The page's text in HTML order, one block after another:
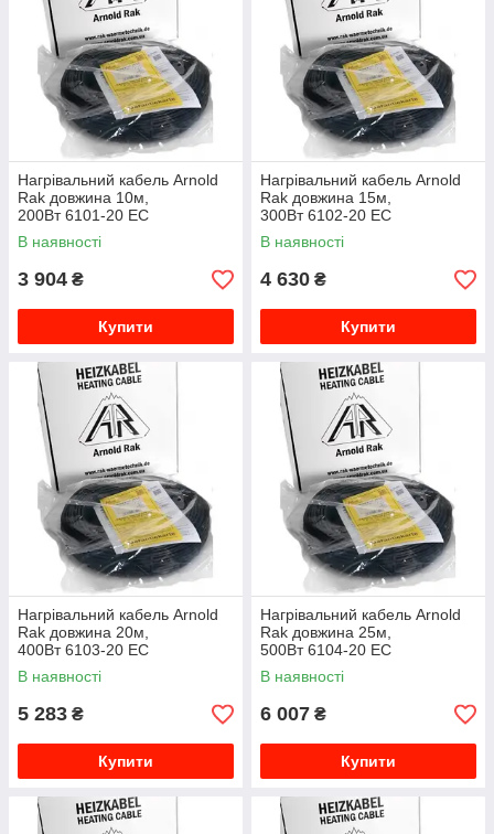
Нагрівальний кабель Arnold
Rak довжина 10м,
200Вт 6101-20 EC
В наявності
3 904 ₴
Купити
Нагрівальний кабель Arnold
Rak довжина 15м,
300Вт 6102-20 EC
В наявності
4 630 ₴
Купити
Нагрівальний кабель Arnold
Rak довжина 20м,
400Вт 6103-20 EC
В наявності
5 283 ₴
Купити
Нагрівальний кабель Arnold
Rak довжина 25м,
500Вт 6104-20 EC
В наявності
6 007 ₴
Купити